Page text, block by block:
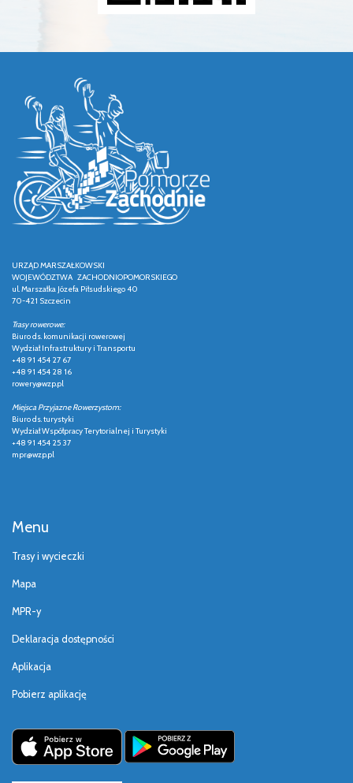
URZĄD MARSZAŁKOWSKI
WOJEWÓDZTWA ZACHODNIOPOMORSKIEGO
ul. Marszałka Józefa Piłsudskiego 40
70-421 Szczecin
Trasy rowerowe:
Biuro ds. komunikacji rowerowej
Wydział Infrastruktury i Transportu
+48 91 454 27 67
+48 91 454 28 16
rowery@wzp.pl
Miejsca Przyjazne Rowerzystom:
Biuro ds. turystyki
Wydział Współpracy Terytorialnej i Turystyki
+48 91 454 25 37
mpr@wzp.pl
Menu
Trasy i wycieczki
Mapa
MPR-y
Deklaracja dostępności
Aplikacja
Pobierz aplikację